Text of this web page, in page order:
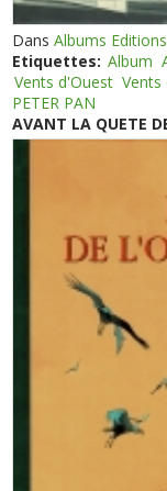
DansAlbums
Etiquettes: Album
Vents d'Ouest Vents
PETER PAN
AVANT LA QUETE